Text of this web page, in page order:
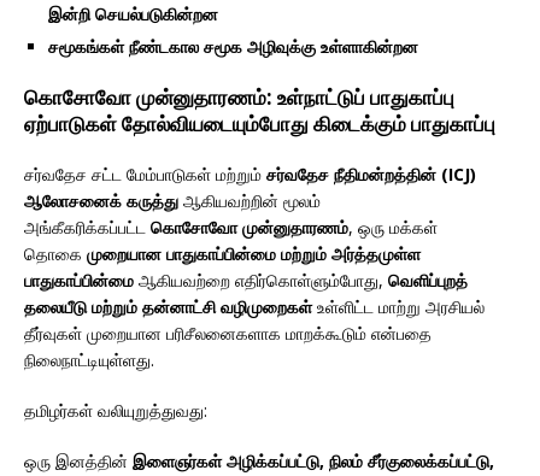
இன்றி செயல்படுகின்றன
சமூகங்கள் நீண்டகால சமூக அழிவுக்கு உள்ளாகின்றன
கொசோவோ முன்னுதாரணம்: உள்நாட்டுப் பாதுகாப்பு
ஏற்பாடுகள் தோல்வியடையும்போது கிடைக்கும் பாதுகாப்பு
சர்வதேச சட்ட மேம்பாடுகள் மற்றும் சர்வதேச நீதிமன்றத்தின் (ICJ)
ஆலோசனைக் கருத்து ஆகியவற்றின் மூலம்
அங்கீகரிக்கப்பட்ட கொசோவோ முன்னுதாரணம், ஒரு மக்கள்
தொகை முறையான பாதுகாப்பின்மை மற்றும் அர்த்தமுள்ள
பாதுகாப்பின்மை ஆகியவற்றை எதிர்கொள்ளும்போது, வெளிப்புறத்
தலையீடு மற்றும் தன்னாட்சி வழிமுறைகள்உள்ளிட்ட மாற்று அரசியல்
தீர்வுகள் முறையான பரிசீலனைகளாக மாறக்கூடும் என்பதை
நிலைநாட்டியுள்ளது.
தமிழர்கள் வலியுறுத்துவது:
ஒரு இனத்தின் இளைஞர்கள் அழிக்கப்பட்டு, நிலம் சீர்குலைக்கப்பட்டு,